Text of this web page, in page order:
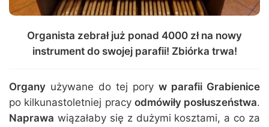
Organista zebrał już ponad 4000 zł na nowy
instrument do swojej parafii! Zbiórka trwa!
Organy używane do tej pory w parafii Grabienice
po kilkunastoletniej pracy odmówiły posłuszeństwa.
Naprawa wiązałaby się z dużymi kosztami, a co za